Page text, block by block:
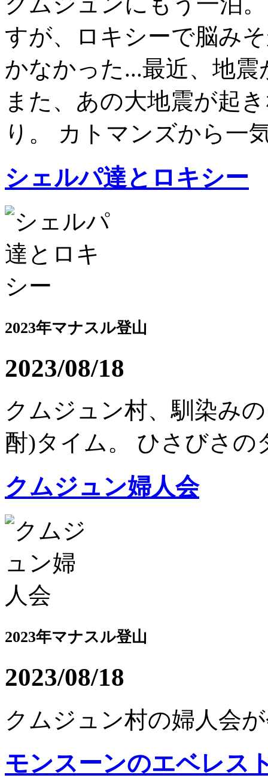
すが、ロキシーで脳み
かなかった...最近、地
また、あの大地震が起
り。 カトマンズから一
シェルパ達とロキシー
2023年マナスル登山
2023/08/18
クムジュン村、馴染み
酎)タイム。 ひさびさの
クムジュン婦人会
2023年マナスル登山
2023/08/18
クムジュン村の婦人会
モンスーンのエベレス